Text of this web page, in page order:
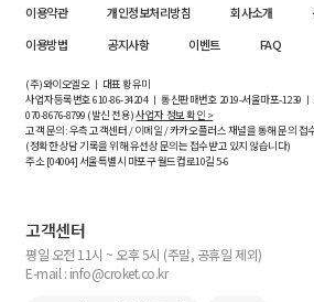
이용약관 개인정보처리방침 회사소개
이용방법
공지사항 이벤트 FAQ
(주)와이오엘오 ㅣ 대표 황유미
사업자등록번호610-86-34204ㅣ 통신판매번호 2019-서울마포-1239
070-8676-8799 (발신 전용)사업자 정보 확인 >
고객 문의: 우측 고객센터 / 이메일 / 카카오플러스 채널을 통해 문의 접
(정확한 상담 기록을 위해 유선상 문의는 접수받고 있지 않습니다)
주소 [04004] 서울특별시 마포구 월드컵로10길5-6
고객센터
평일 오전 11시 ~ 오후 5시 (주말, 공휴일 제외)
E-mail : info@croket.co.kr